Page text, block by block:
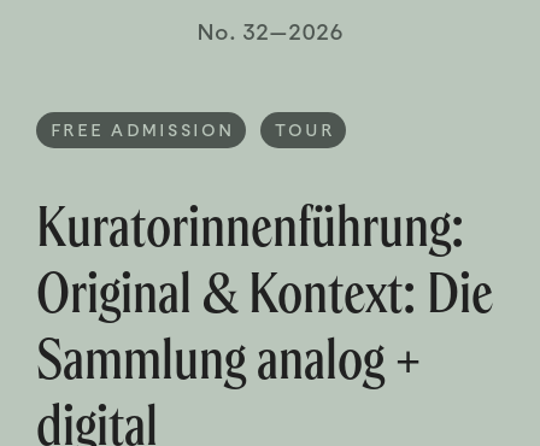
No. 32—2026
FREE ADMISSION TOUR
Kuratorinnenführung:
Original & Kontext: Die
Sammlung analog +
digital